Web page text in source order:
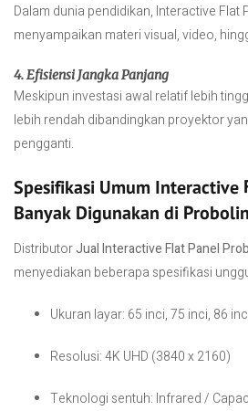
Dalam dunia pendidikan, Interactive Flat
menyampaikan materi visual, video,
4. Efisiensi Jangka Panjang
Meskipun investasi awal relatif lebih
lebih rendah dibandingkan proyektor
pengganti.
Spesifikasi Umum Interactive
Banyak Digunakan di
DistributorJual Interactive Flat Panel
menyediakan beberapa spesifikasi
Ukuran layar: 65 inci, 75 inci, 86
Resolusi: 4K UHD (3840 x 2160)
Teknologi sentuh: Infrared /